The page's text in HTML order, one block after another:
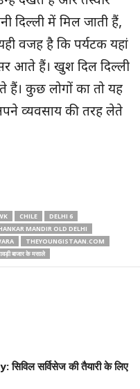
दिल्ली में मिल जाती हैं,
वजह है कि पर्यटक यहां
आते हैं। खुश दिल दिल्ली
कुछ लोगों का तो यह
व्यवसाय की तरह लेते
CHILE
DELHI 6
MANDIR OLD DELHI
THEYOUNGISTAAN.COM
बाजार के मसाले
सर्विसेज की तैयारी के लिए